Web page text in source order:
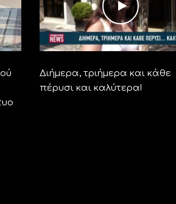
Διήμερα, τριήμερα και κάθε
πέρυσι και καλύτερα!